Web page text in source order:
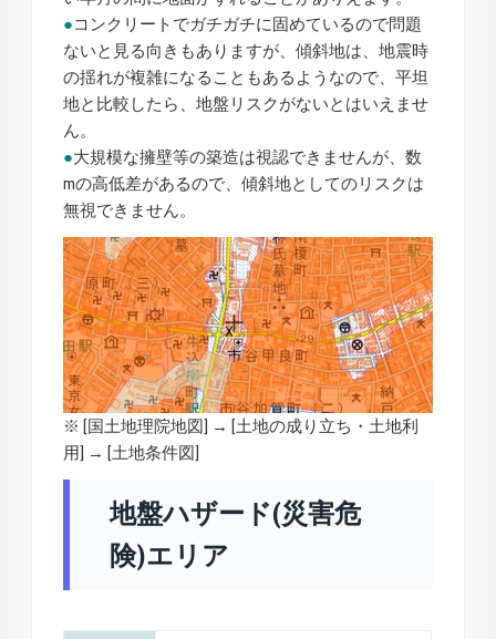
●コンクリートでガチガチに固めているので問題
ないと見る向きもありますが、傾斜地は、地震時
の揺れが複雑になることもあるようなので、平坦
地と比較したら、地盤リスクがないとはいえませ
ん。
●大規模な擁壁等の築造は視認できませんが、数
mの高低差があるので、傾斜地としてのリスクは
無視できません。
※ [国土地理院地図] → [土地の成り立ち・土地利
用] → [土地条件図]
地盤ハザード(災害危
険)エリア